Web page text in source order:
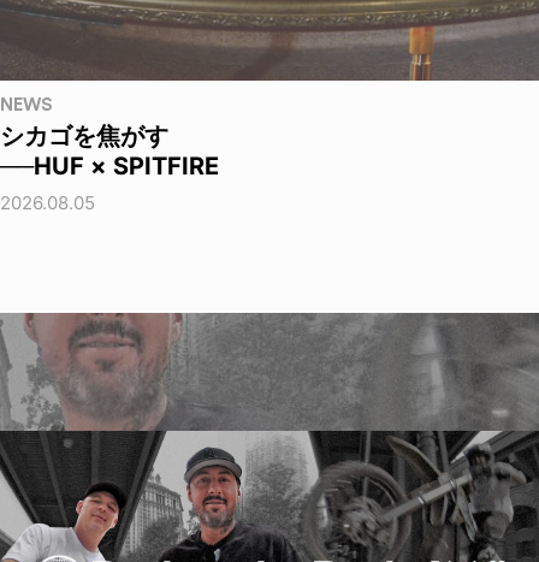
NEWS
シカゴを焦がす
──HUF × SPITFIRE
2026.08.05